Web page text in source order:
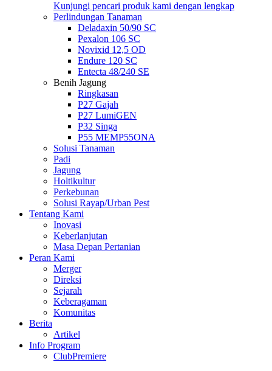
Kunjungi pencari produk kami dengan lengkap
Perlindungan Tanaman
Deladaxin 50/90 SC
Pexalon 106 SC
Novixid 12,5 OD
Endure 120 SC
Entecta 48/240 SE
Benih Jagung
Ringkasan
P27 Gajah
P27 LumiGEN
P32 Singa
P55 MEMP55ONA
Solusi Tanaman
Padi
Jagung
Holtikultur
Perkebunan
Solusi Rayap/Urban Pest
Tentang Kami
Inovasi
Keberlanjutan
Masa Depan Pertanian
Peran Kami
Merger
Direksi
Sejarah
Keberagaman
Komunitas
Berita
Artikel
Info Program
ClubPremiere